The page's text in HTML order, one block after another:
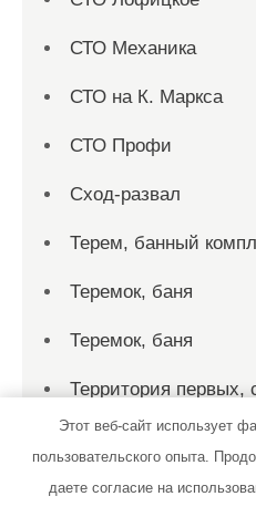
СТО Механика
СТО на К. Маркса
СТО Профи
Сход-развал
Терем, банный
Теремок, баня
Теремок, баня
Территория первых,
Технопарк,
японских и немецких
Этот веб-сайт использует
пользовательского опыта.
даете согласие на